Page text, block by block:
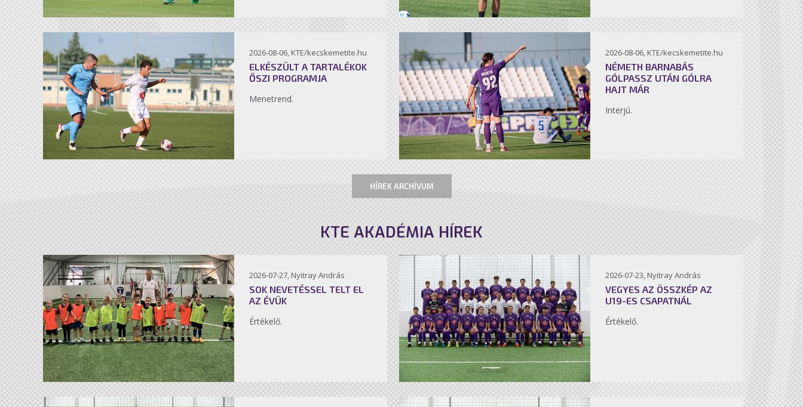
2026-08-06, KTE/kecskemetite.hu
ELKÉSZÜLT A TARTALÉKOK
ŐSZI PROGRAMJA
Menetrend.
2026-08-06, KTE/kecskemetite.hu
NÉMETH BARNABÁS
GÓLPASSZ UTÁN GÓLRA
HAJT MÁR
Interjú.
HÍREK ARCHÍVUM
KTE AKADÉMIA HÍREK
2026-07-27, Nyitray András
SOK NEVETÉSSEL TELT EL
AZ ÉVÜK
Értékelő.
2026-07-23, Nyitray András
VEGYES AZ ÖSSZKÉP AZ
U19-ES CSAPATNÁL
Értékelő.